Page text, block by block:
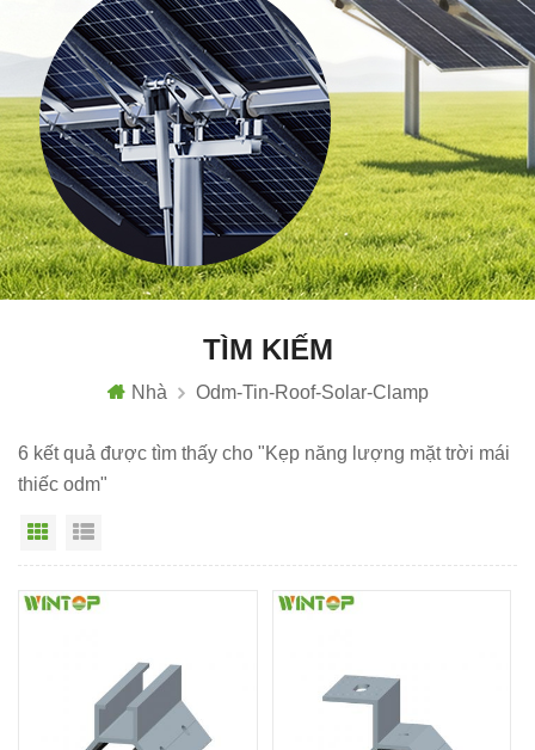
TÌM KIẾM
Nhà Odm-Tin-Roof-Solar-Clamp
6 kết quả được tìm thấy cho "Kẹp năng lượng mặt trời mái
thiếc odm"
Chế độ hiển thị theo ô